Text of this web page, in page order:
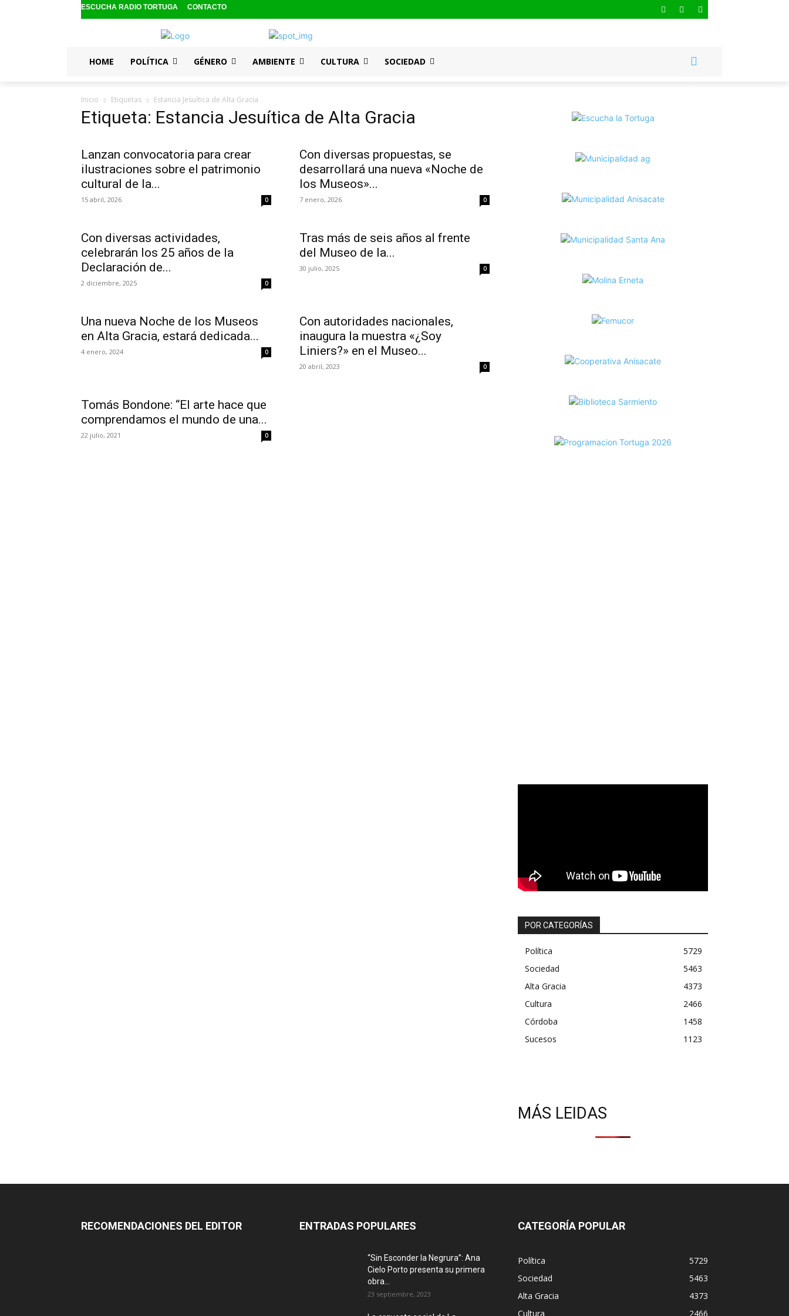
ESCUCHA RADIO TORTUGA CONTACTO
HOME POLÍTICA GÉNERO AMBIENTE CULTURA SOCIEDAD
Inicio Etiquetas Estancia Jesuítica de Alta Gracia
Etiqueta: Estancia Jesuítica de Alta Gracia
Lanzan convocatoria para crear
ilustraciones sobre el patrimonio
cultural de la...
15 abril, 2026 0
Con diversas propuestas, se
desarrollará una nueva «Noche de
los Museos»...
7 enero, 2026 0
Con diversas actividades,
celebrarán los 25 años de la
Declaración de...
2 diciembre, 2025 0
Tras más de seis años al frente
del Museo de la...
30 julio, 2025 0
Una nueva Noche de los Museos
en Alta Gracia, estará dedicada...
4 enero, 2024 0
Con autoridades nacionales,
inaugura la muestra «¿Soy
Liniers?» en el Museo...
20 abril, 2023 0
Tomás Bondone: “El arte hace que
comprendamos el mundo de una...
22 julio, 2021 0
POR CATEGORÍAS
Política
5729
Sociedad
5463
Alta Gracia
4373
Cultura
2466
Córdoba
1458
Sucesos
1123
MÁS LEIDAS
RECOMENDACIONES DEL EDITOR ENTRADAS POPULARES
“Sin Esconder la Negrura”: Ana
Cielo Porto presenta su primera
obra...
23 septiembre, 2023
CATEGORÍA POPULAR
Política
5729
Sociedad
5463
Alta Gracia
4373
Cultura
2466